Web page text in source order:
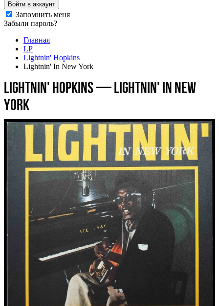
Войти в аккаунт
Запомнить меня
Забыли пароль?
Главная
LP
Lightnin' Hopkins
Lightnin' In New York
Lightnin' Hopkins — Lightnin' In New
York